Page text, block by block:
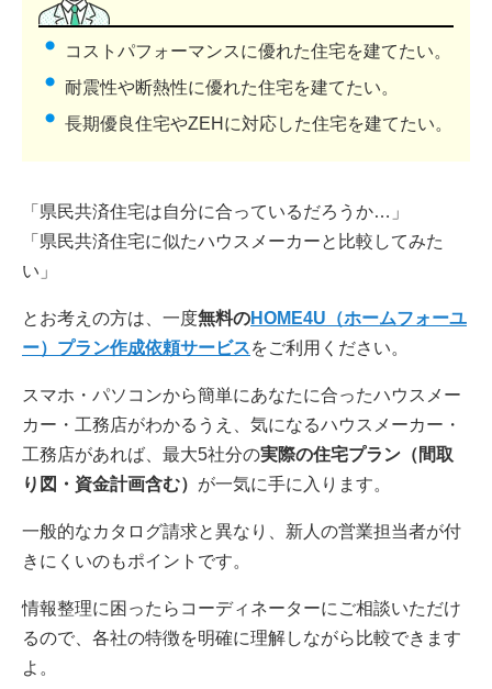
コストパフォーマンスに優れた住宅を建てたい。
耐震性や断熱性に優れた住宅を建てたい。
長期優良住宅やZEHに対応した住宅を建てたい。
「県民共済住宅は自分に合っているだろうか…」
「県民共済住宅に似たハウスメーカーと比較してみた
い」
とお考えの方は、一度無料のHOME4U（ホームフォーユ
ー）プラン作成依頼サービスをご利用ください。
スマホ・パソコンから簡単にあなたに合ったハウスメー
カー・工務店がわかるうえ、気になるハウスメーカー・
工務店があれば、最大5社分の実際の住宅プラン（間取
り図・資金計画含む） が一気に手に入ります。
一般的なカタログ請求と異なり、新人の営業担当者が付
きにくいのもポイントです。
情報整理に困ったらコーディネーターにご相談いただけ
るので、各社の特徴を明確に理解しながら比較できます
よ。